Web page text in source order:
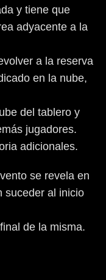
y tiene que
adyacente a la
a la reserva
en la nube,
del tablero y
jugadores.
adicionales.
se revela en
suceder al inicio
de la misma.